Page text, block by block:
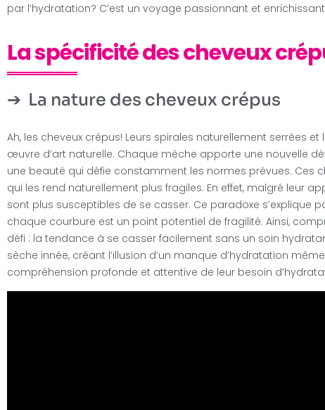
par l’hydratation? C’est un voyage passionnant et
La spécificité des cheveux
La nature des cheveux crépus
Ah, les cheveux crépus! Leurs spirales naturellement serrées
œuvre d’art naturelle. Chaque mèche apporte une nouvelle
une beauté qui défie constamment les normes prévues. Ces
qui les rend naturellement plus fragiles. En effet, malgré leur
sont plus susceptibles de se casser. Ce paradoxe s’explique
chaque courbure est un point potentiel de fragilité. Ainsi,
défi : la tendance à se casser facilement sans un soin
sèche innée, créant l’illusion d’un manque d’hydratation
compréhension profonde et attentive de leur besoin